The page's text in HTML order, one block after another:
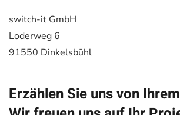
switch-it GmbH
Loderweg 6
91550 Dinkelsbühl
Erzählen Sie uns von